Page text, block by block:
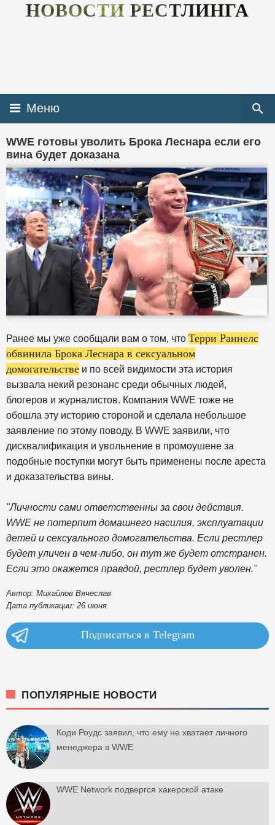
НОВОСТИ РЕСТЛИНГА
Меню
WWE готовы уволить Брока Леснара если его
вина будет доказана
Ранее мы уже сообщали вам о том, что Терри Раннелс
обвинила Брока Леснара в сексуальном
домогательстве и по всей видимости эта история
вызвала некий резонанс среди обычных людей,
блогеров и журналистов. Компания WWE тоже не
обошла эту историю стороной и сделала небольшое
заявление по этому поводу. В WWE заявили, что
дисквалификация и увольнение в промоушене за
подобные поступки могут быть применены после ареста
и доказательства вины.
"Личности сами ответственны за свои действия.
WWE не потерпит домашнего насилия, эксплуатации
детей и сексуального домогательства. Если рестлер
будет уличен в чем-либо, он тут же будет отстранен.
Если это окажется правдой, рестлер будет уволен."
Автор: Михайлов Вячеслав
Дата публикации: 26 июня
Подписаться в Telegram
ПОПУЛЯРНЫЕ НОВОСТИ
Коди Роудс заявил, что ему не хватает личного
менеджера в WWE
WWE Network подвергся хакерской атаке